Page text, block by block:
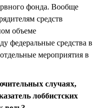
фонда. Вообще
средств
объеме
федеральные средства в
мероприятия в
случаях,
лоббистских